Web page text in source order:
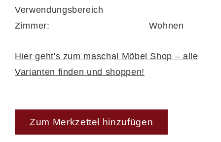
zeitgemäßen Look des Hockers und sorgen
für einen sicheren Stand. Durch die
besonders pflegeleicht – ideal für den
Einsatz von Saugrobotern und zur einfachen
überzeugt
Verwendungsbereich
Zimmer:
Wohnen
Hier geht's zum maschal Möbel Shop – alle
Varianten finden und shoppen!
Zum Merkzettel hinzufügen